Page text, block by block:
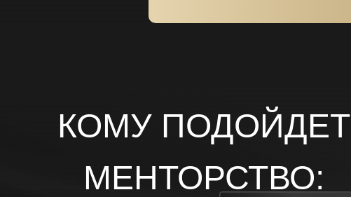
КОМУ ПОДОЙДЕТ
МЕНТОРСТВО: